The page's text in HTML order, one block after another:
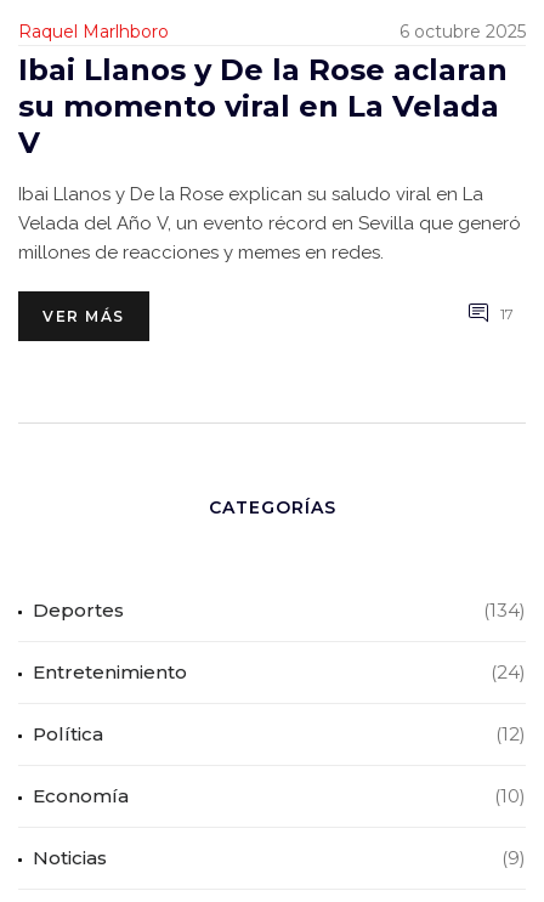
Raquel Marlhboro 6 octubre 2025
Ibai Llanos y De la Rose aclaran
su momento viral en La Velada
V
Ibai Llanos y De la Rose explican su saludo viral en La
Velada del Año V, un evento récord en Sevilla que generó
millones de reacciones y memes en redes.
VER MÁS 17
CATEGORÍAS
Deportes (134)
Entretenimiento (24)
Política (12)
Economía (10)
Noticias (9)